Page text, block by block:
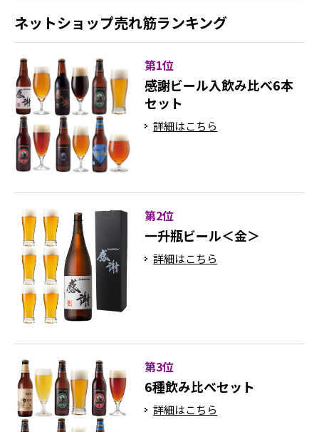
ネットショップ売れ筋ランキング
第1位
感謝ビール入飲み比べ6本
セット
詳細はこちら
第2位
一升瓶ビール＜金＞
詳細はこちら
第3位
6種飲み比べセット
詳細はこちら